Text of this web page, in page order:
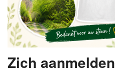
Zich aanmelden